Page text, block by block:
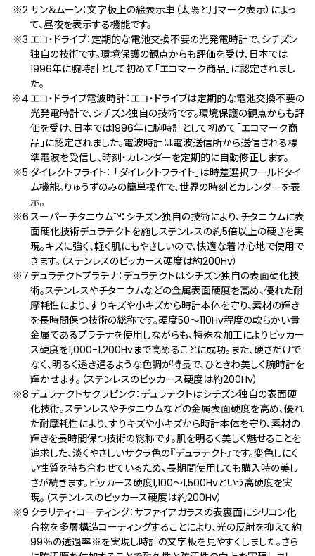
サン＆ムーン：文字板上の絵表示車（太陽と月マーク表示）によっ
て、昼夜を表示する機能です。
エコ・ドライブ：定期的な電池交換不要の光発電時計で、シチズン
独自の技術です。環境保護の観点からも評価を受け、日本では
1996年に腕時計として初めて「エコマーク商品」に認定されまし
た。
エコ・ドライブ電波時計：エコ・ドライブは定期的な電池交換不要の
光発電時計で、シチズン独自の技術です。環境保護の観点からも評
価を受け、日本では1996年に腕時計として初めて「エコマーク商
品」に認定されました。電波時計は電波送信所から送信される標
準電波を受信し、時刻・カレンダーを定期的に自動修正します。
ダイレクトフライト： 「ダイレクトフライト」は時差選択ワールドタイ
ム機能。りゅうずのみの簡単操作で、世界の時刻とカレンダーを表
示。
スーパーチタニウム™：シチズン独自の技術により、チタニウムに表
面硬化技術デュラテクトを施しステンレスの約5倍以上の硬さを実
現。キズに強く、軽く肌にもやさしいので、快適な着け心地で使用で
きます。（ステンレスのビッカース硬度は約200Hv）
デュラテクトプラチナ：デュラテクトはシチズン独自の表面硬化技
術。ステンレスやチタニウムなどの金属表面硬度を高め、優れた耐
摩耗性により、すりキズや小キズから時計本体を守り、素材の輝き
を長時間保つ技術の総称です。硬度50～110Hv程度の軟らかい貴
金属であるプラチナを使用しながらも、特殊な加工によりビッカー
ス硬度を1,000-1,200Hvまで高めることに成功。また、硬さだけで
なく、明るく透き通るような色調が特長で、ひときわ美しく腕時計を
輝かせます。（ステンレスのビッカース硬度は約200Hv）
デュラテクトサクラピンク：デュラテクトはシチズン独自の表面硬
化技術。ステンレスやチタニウムなどの金属表面硬度を高め、優れ
た耐摩耗性により、すりキズや小キズから時計本体を守り、素材の
輝きを長時間保つ技術の総称です。肌を明るく美しく魅せることを
追求した、淡くやさしいサクラ色の『デュラテクト』です。変色しにく
い性質を持ち合わせているため、長期間使用しても購入時の美し
さが続きます。ビッカース硬度1,100～1,500Hvという高硬度を実
現。（ステンレスのビッカース硬度は約200Hv）
クラリティ・コーティング：サファイアガラスの表裏⾯にシリコン化
合物を多層構造コーティングすることにより、光の反射を抑えて約
99％の透過率※を実現し時計の文字板を見やすくしました。さら